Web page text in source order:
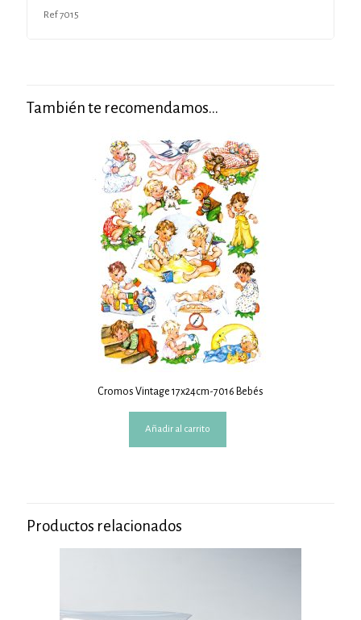
Ref 7015
También te recomendamos…
Cromos Vintage 17x24cm-7016 Bebés
Añadir al carrito
Productos relacionados